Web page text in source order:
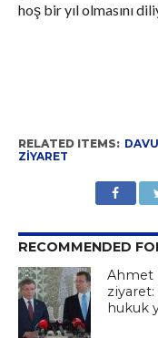
hoş bir yıl olmasını
RELATED ITEMS:
ZIYARET
RECOMMENDED
Ahmet
hukuk